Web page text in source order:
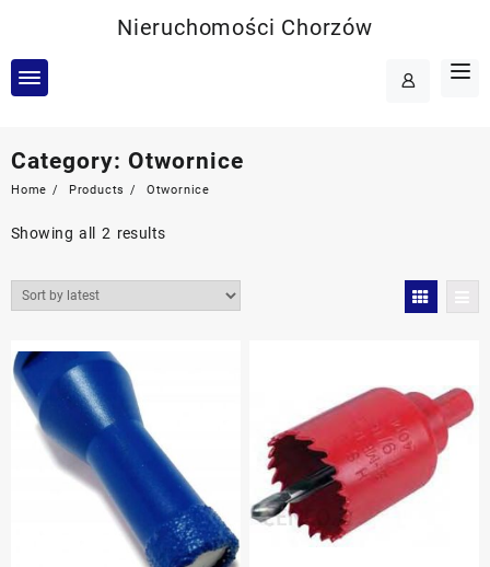
content
Nieruchomości Chorzów
Category: Otwornice
Home Products Otwornice
Showing all 2 results